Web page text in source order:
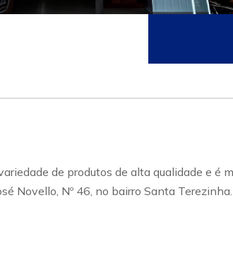
de produtos de alta qualidade e é
Novello, Nº 46, no bairro Santa